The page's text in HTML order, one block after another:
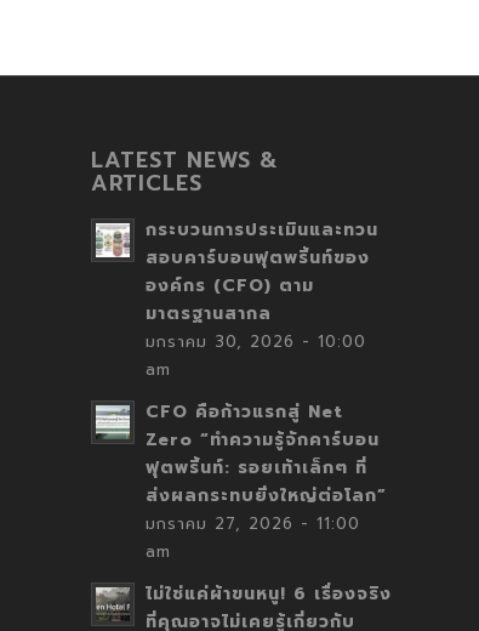
LATEST NEWS &
ARTICLES
กระบวนการประเมินและทวน
สอบคาร์บอนฟุตพริ้นท์ของ
องค์กร (CFO) ตาม
มาตรฐานสากล
มกราคม 30, 2026 - 10:00
am
CFO คือก้าวแรกสู่ Net
Zero “ทำความรู้จักคาร์บอน
ฟุตพริ้นท์: รอยเท้าเล็กๆ ที่
ส่งผลกระทบยิ่งใหญ่ต่อโลก”
มกราคม 27, 2026 - 11:00
am
ไม่ใช่แค่ผ้าขนหนู! 6 เรื่องจริง
ที่คุณอาจไม่เคยรู้เกี่ยวกับ